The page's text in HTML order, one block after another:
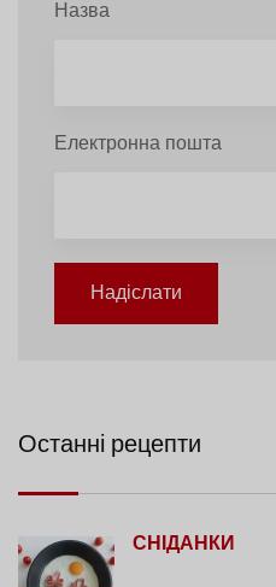
Назва
Електронна пошта
Надіслати
Останні рецепти
СНІДАНКИ